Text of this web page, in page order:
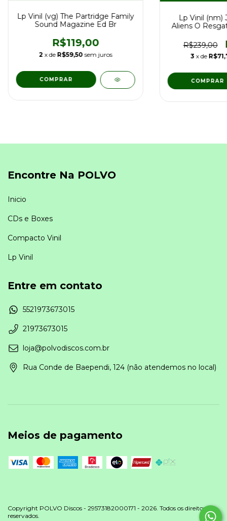
Lp Vinil (vg) The Partridge Family
Sound Magazine Ed Br
R$119,00
2 x de R$59,50 sem juros
COMPRAR
Lp Vinil (nm)
Aliens O
R$239,00
3 x de
Encontre Na POLVO
Inicio
CDs e Boxes
Compacto Vinil
Lp Vinil
Entre em contato
5521973673015
21973673015
loja@polvodiscos.com.br
Rua Conde de Baependi, 124 (não atendemos no local)
Meios de pagamento
Copyright POLVO Discos - 29573182000171 - 2026. Todos os direitos
reservados.